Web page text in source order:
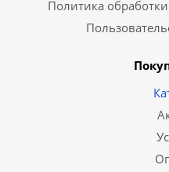
Политика